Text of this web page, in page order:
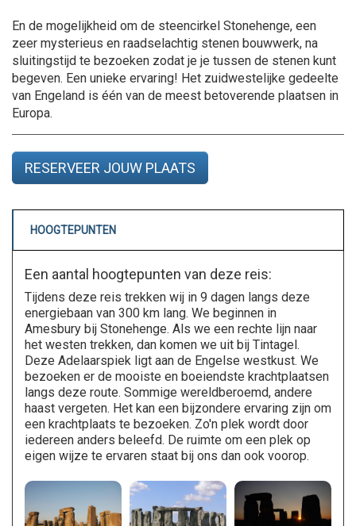
En de mogelijkheid om de steencirkel Stonehenge, een
zeer mysterieus en raadselachtig stenen bouwwerk, na
sluitingstijd te bezoeken zodat je je tussen de stenen kunt
begeven. Een unieke ervaring! Het zuidwestelijke gedeelte
van Engeland is één van de meest betoverende plaatsen in
Europa.
RESERVEER JOUW PLAATS
HOOGTEPUNTEN
Een aantal hoogtepunten van deze reis:
Tijdens deze reis trekken wij in 9 dagen langs deze
energiebaan van 300 km lang. We beginnen in
Amesbury bij Stonehenge. Als we een rechte lijn naar
het westen trekken, dan komen we uit bij Tintagel.
Deze Adelaarspiek ligt aan de Engelse westkust. We
bezoeken er de mooiste en boeiendste krachtplaatsen
langs deze route. Sommige wereldberoemd, andere
haast vergeten. Het kan een bijzondere ervaring zijn om
een krachtplaats te bezoeken. Zo'n plek wordt door
iedereen anders beleefd. De ruimte om een plek op
eigen wijze te ervaren staat bij ons dan ook voorop.